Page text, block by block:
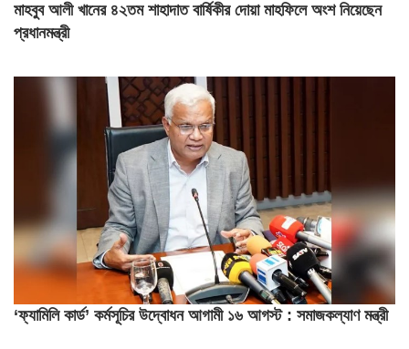
মাহবুব আলী খানের ৪২তম শাহাদাত বার্ষিকীর দোয়া মাহফিলে অংশ নিয়েছেন
প্রধানমন্ত্রী
‘ফ্যামিলি কার্ড’ কর্মসূচির উদ্বোধন আগামী ১৬ আগস্ট : সমাজকল্যাণ মন্ত্রী